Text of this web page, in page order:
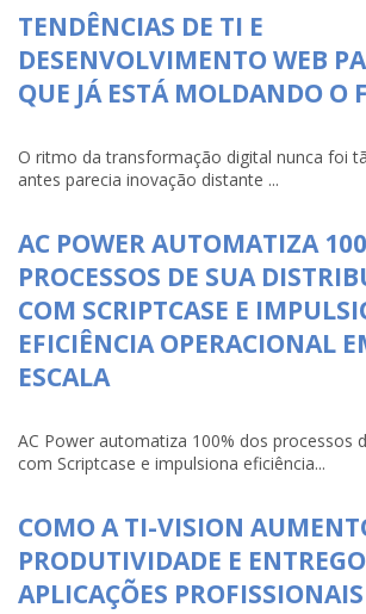
TENDÊNCIAS DE TI E
DESENVOLVIMENTO WEB
QUE JÁ ESTÁ MOLDANDO O
O ritmo da transformação digital nunca foi
antes parecia inovação distante ...
AC POWER AUTOMATIZA
PROCESSOS DE SUA
COM SCRIPTCASE E
EFICIÊNCIA OPERACIONAL
ESCALA
AC Power automatiza 100% dos processos
com Scriptcase e impulsiona eficiência...
COMO A TI-VISION
PRODUTIVIDADE E
APLICAÇÕES